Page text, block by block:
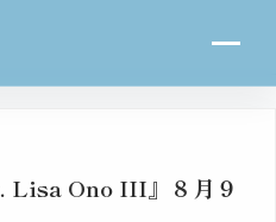
Lisa Ono III』８月９